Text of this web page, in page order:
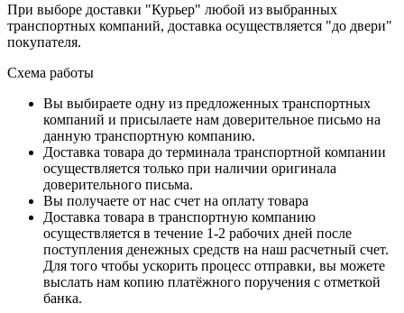
При выборе доставки "Курьер" любой из выбранных
транспортных компаний, доставка осуществляется "до двери"
покупателя.
Схема работы
Вы выбираете одну из предложенных транспортных
компаний и присылаете нам доверительное письмо на
данную транспортную компанию.
Доставка товара до терминала транспортной компании
осуществляется только при наличии оригинала
доверительного письма.
Вы получаете от нас счет на оплату товара
Доставка товара в транспортную компанию
осуществляется в течение 1-2 рабочих дней после
поступления денежных средств на наш расчетный счет.
Для того чтобы ускорить процесс отправки, вы можете
выслать нам копию платёжного поручения с отметкой
банка.